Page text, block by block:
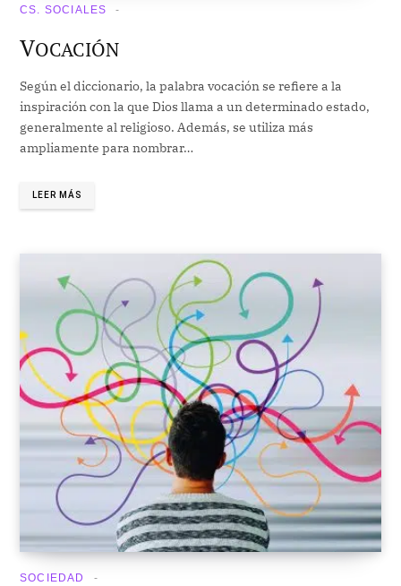
CS. SOCIALES
VOCACIÓN
Según el diccionario, la palabra vocación se refiere a la
inspiración con la que Dios llama a un determinado estado,
generalmente al religioso. Además, se utiliza más
ampliamente para nombrar…
LEER MÁS
SOCIEDAD